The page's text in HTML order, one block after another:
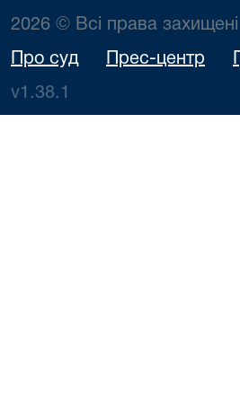
2026 © Всі права захищені
Про суд Прес-центр
v1.38.1